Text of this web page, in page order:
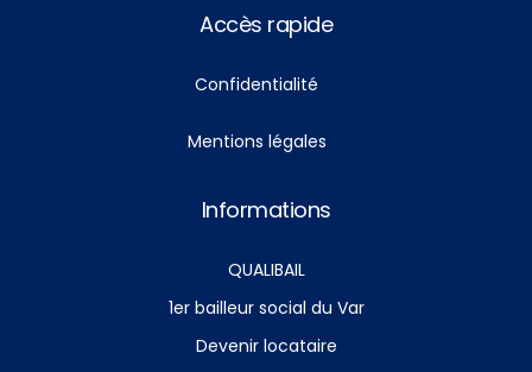
Accès rapide
Confidentialité
Mentions légales
Informations
QUALIBAIL
1er bailleur social du Var
Devenir locataire